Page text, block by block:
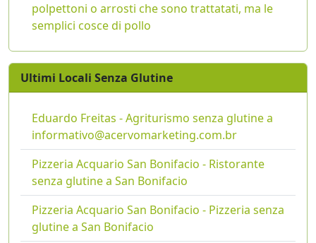
polpettoni o arrosti che sono trattatati, ma le
semplici cosce di pollo
Ultimi Locali Senza Glutine
Eduardo Freitas - Agriturismo senza glutine a
informativo@acervomarketing.com.br
Pizzeria Acquario San Bonifacio - Ristorante
senza glutine a San Bonifacio
Pizzeria Acquario San Bonifacio - Pizzeria senza
glutine a San Bonifacio